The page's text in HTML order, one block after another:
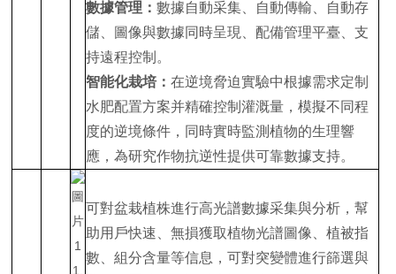
數據管理：數據自動采集、自動傳輸、自動存
儲、圖像與數據同時呈現、配備管理平臺、支
持遠程控制。
智能化栽培：在逆境脅迫實驗中根據需求定制
水肥配置方案并精確控制灌溉量，模擬不同程
度的逆境條件，同時實時監測植物的生理響
應，為研究作物抗逆性提供可靠數據支持。
可對盆栽植株進行高光譜數據采集與分析，幫
助用戶快速、無損獲取植物光譜圖像、植被指
數、組分含量等信息，可對突變體進行篩選與